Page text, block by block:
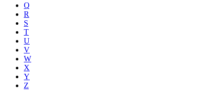
Q
R
S
T
U
V
W
X
Y
Z